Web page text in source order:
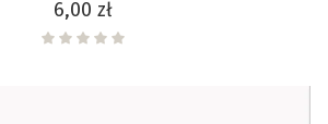
Cena
6,00 zł